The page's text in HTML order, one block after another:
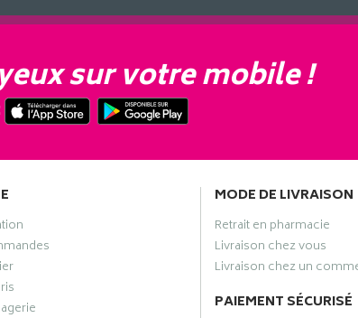
sur votre mobile !
MODE DE LIVRAISON
Retrait en pharmacie
Livraison chez vous
Livraison chez un
PAIEMENT SÉCURISÉ